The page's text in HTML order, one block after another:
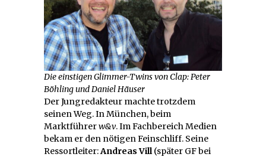
Die einstigen Glimmer-Twins von Clap: Peter
Böhling und Daniel Häuser
Der Jungredakteur machte trotzdem
seinen Weg. In München, beim
Marktführerw&v. Im Fachbereich Medien
bekam er den nötigen Feinschliff. Seine
Ressortleiter:Andreas Vill(später GF bei